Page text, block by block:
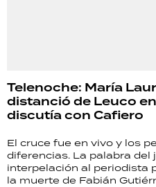
Telenoche: María
distanció de Leuco
discutía con Cafiero
El cruce fue en vivo y los
diferencias. La palabra del
interpelación al periodista
la muerte de Fabián